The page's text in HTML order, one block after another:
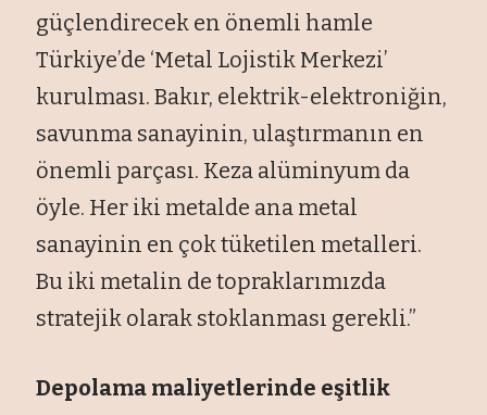
güçlendirecek en önemli hamle
Türkiye’de ‘Metal Lojistik Merkezi’
kurulması. Bakır, elektrik-elektroniğin,
savunma sanayinin, ulaştırmanın en
önemli parçası. Keza alüminyum da
öyle. Her iki metalde ana metal
sanayinin en çok tüketilen metalleri.
Bu iki metalin de topraklarımızda
stratejik olarak stoklanması gerekli.”
Depolama maliyetlerinde eşitlik